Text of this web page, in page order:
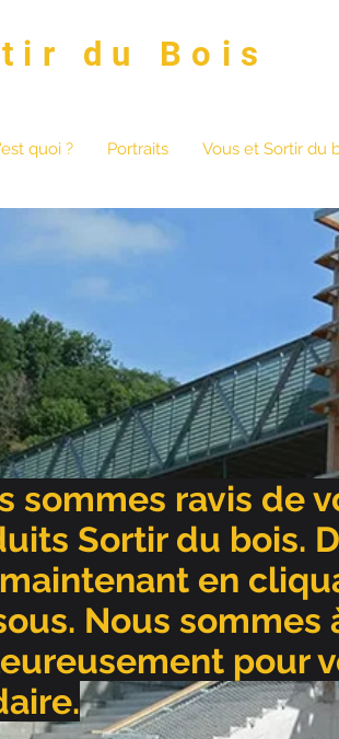
du Bois
quoi ? Portraits Vous et Sortir du
sommes ravis de
Sortir du bois.
en
Nous sommes
pour